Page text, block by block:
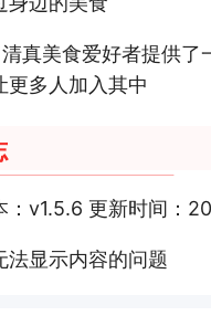
真美食爱好者提供了
更多人加入其中
：v1.5.6 更新时间：
法显示内容的问题